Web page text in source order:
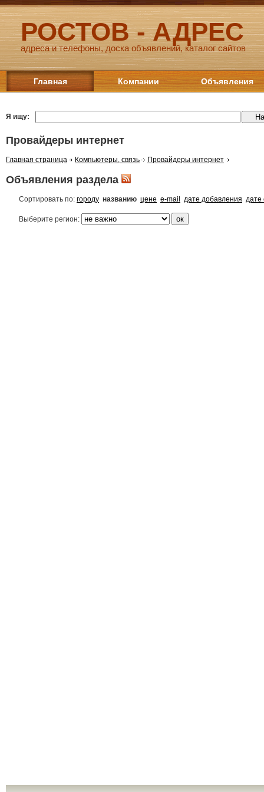
РОСТОВ - АДРЕС
адреса и телефоны, доска объявлений, каталог сайтов
Главная Компании Объявления
Я ищу:
Провайдеры интернет
Главная страница Компьютеры, связь Провайдеры интернет
Объявления раздела
Сортировать по: городу названию цене e-mail дате добавления дате
Выберите регион: